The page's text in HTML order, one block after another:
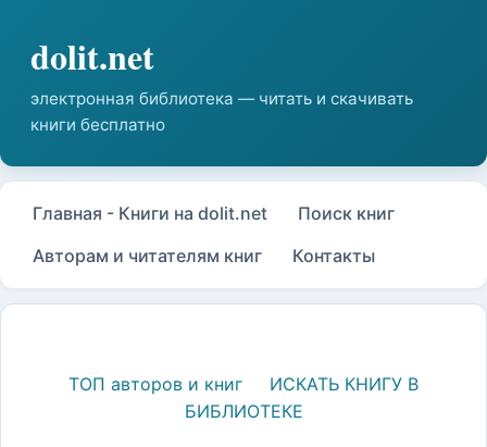
Главная - Книги на dolit.net
Поиск книг
Авторам и читателям книг
Контакты
ТОП авторов и книг
ИСКАТЬ КНИГУ В
БИБЛИОТЕКЕ